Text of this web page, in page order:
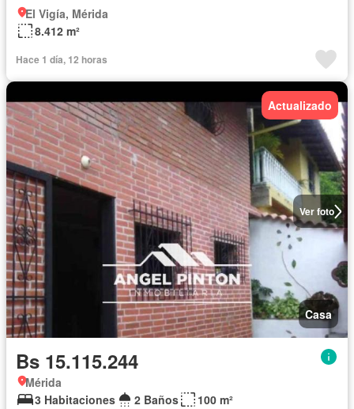
El Vigía, Mérida
8.412 m²
Hace 1 día, 12 horas
Ver foto
Actualizado
Casa
Bs 15.115.244
Mérida
3 Habitaciones
2 Baños 100 m²